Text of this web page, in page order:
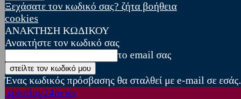
Ξεχάσατε τον κωδικό σας? ζήτα βοήθεια
cookies
ΑΝΑΚΤΗΣΗ ΚΩΔΙΚΟΥ
Ανακτήστε τον κωδικό σας
το email σας
Ένας κωδικός πρόσβασης θα σταλθεί με e-mail σε εσάς.
sporting24news